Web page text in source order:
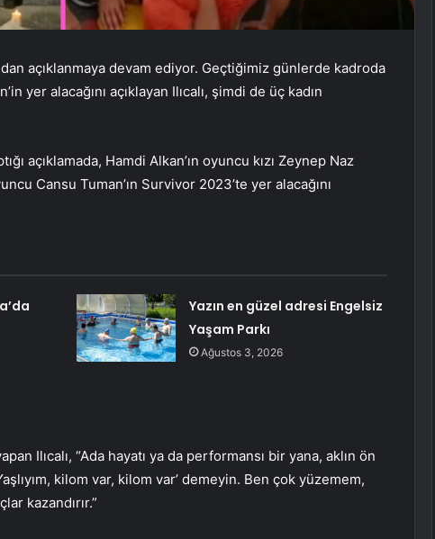
açıklanmaya devam ediyor. Geçtiğimiz günlerde kadroda
yer alacağını açıklayan Ilıcalı, şimdi de üç kadın
açıklamada, Hamdi Alkan’ın oyuncu kızı Zeynep Naz
Cansu Tuman’ın Survivor 2023’te yer alacağını
Yazın en güzel adresi Engelsiz
Yaşam Parkı
Ağustos 3, 2026
Ilıcalı, “Ada hayatı ya da performansı bir yana, aklın ön
kilom var, kilom var’ demeyin. Ben çok yüzemem,
kazandırır.”